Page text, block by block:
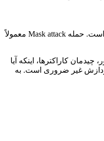
همانطور که در بالا می بینیم، در حملات دیکشنری از لیستی از تمام ترکیب های ممکن عبارت و کلمه استفاده می شود، اما در مورد حمله Mask attack، در کار خود بسیار خاص تر است. حمله Mask attack معمولاً
کاراکترها، اینکه آیا
غیر ضروری است. به